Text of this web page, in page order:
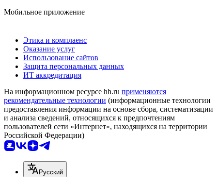
Мобильное приложение
Этика и комплаенс
Оказание услуг
Использование сайтов
Защита персональных данных
ИТ аккредитация
На информационном ресурсе hh.ru применяются
рекомендательные технологии (информационные технологии
предоставления информации на основе сбора, систематизации
и анализа сведений, относящихся к предпочтениям
пользователей сети «Интернет», находящихся на территории
Российской Федерации)
Русский